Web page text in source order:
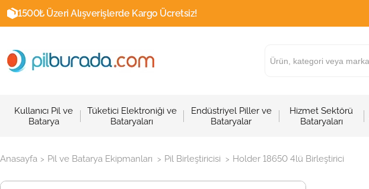
1500₺ Üzeri Alışverişlerde Kargo Ücretsiz!
Kullanıcı Pil ve
Batarya
Tüketici Elektroniği ve
Bataryaları
Endüstriyel Piller ve
Bataryalar
Hizmet Sektörü
Bataryaları
Anasayfa > Pil ve Batarya Ekipmanları > Pil Birleştiricisi > Holder 18650 4lü Birleştirici